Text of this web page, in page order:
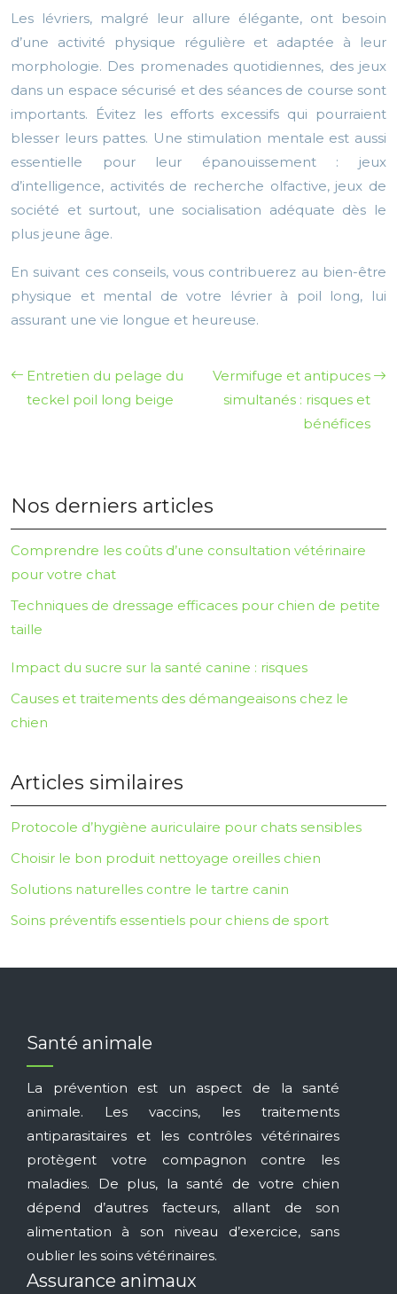
Les lévriers, malgré leur allure élégante, ont besoin
d’une activité physique régulière et adaptée à leur
morphologie. Des promenades quotidiennes, des jeux
dans un espace sécurisé et des séances de course sont
importants. Évitez les efforts excessifs qui pourraient
blesser leurs pattes. Une stimulation mentale est aussi
essentielle pour leur épanouissement : jeux
d’intelligence, activités de recherche olfactive, jeux de
société et surtout, une socialisation adéquate dès le
plus jeune âge.
En suivant ces conseils, vous contribuerez au bien-être
physique et mental de votre lévrier à poil long, lui
assurant une vie longue et heureuse.
Entretien du pelage du
teckel poil long beige
Vermifuge et antipuces
simultanés : risques et
bénéfices
Nos derniers articles
Comprendre les coûts d’une consultation vétérinaire
pour votre chat
Techniques de dressage efficaces pour chien de petite
taille
Impact du sucre sur la santé canine : risques
Causes et traitements des démangeaisons chez le
chien
Articles similaires
Protocole d’hygiène auriculaire pour chats sensibles
Choisir le bon produit nettoyage oreilles chien
Solutions naturelles contre le tartre canin
Soins préventifs essentiels pour chiens de sport
Santé animale
La prévention est un aspect de la santé
animale. Les vaccins, les traitements
antiparasitaires et les contrôles vétérinaires
protègent votre compagnon contre les
maladies. De plus, la santé de votre chien
dépend d’autres facteurs, allant de son
alimentation à son niveau d’exercice, sans
oublier les soins vétérinaires.
Assurance animaux